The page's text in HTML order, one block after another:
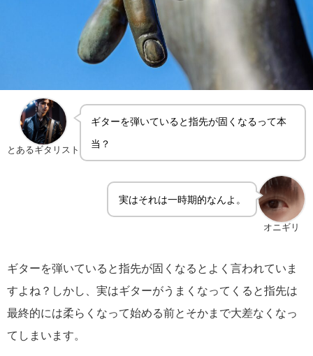
とあるギタリスト
ギターを弾いていると指先が固くなるって本
当？
オニギリ
実はそれは一時期的なんよ。
ギターを弾いていると指先が固くなるとよく言われていま
すよね？しかし、実はギターがうまくなってくると指先は
最終的には柔らくなって始める前とそかまで大差なくなっ
てしまいます。